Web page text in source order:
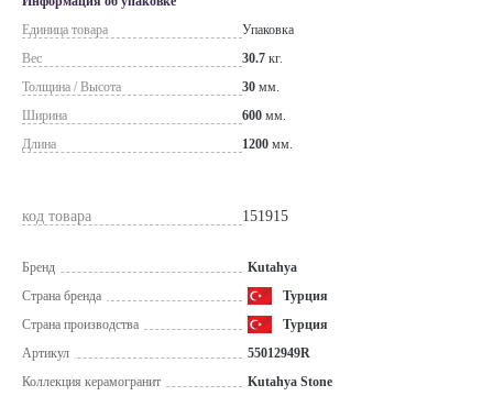
Единица товара
Упаковка
Вес
30.7 кг.
Толщина / Высота
30 мм.
Ширина
600 мм.
Длина
1200 мм.
код товара 151915
Бренд
Kutahya
Страна бренда
Турция
Страна производства
Турция
Артикул
55012949R
Коллекция керамогранит
Kutahya Stone